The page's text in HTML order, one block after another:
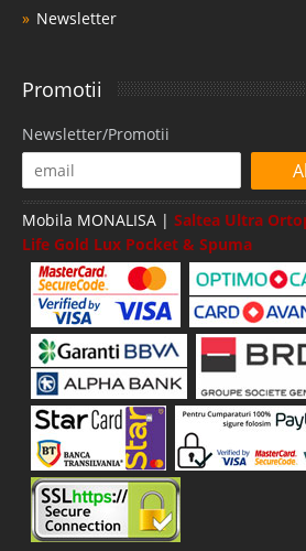
Newsletter
Promotii
Newsletter/Promotii
Mobila MONALISA | Saltea Ultra
Life Gold Lux Pocket & Spuma